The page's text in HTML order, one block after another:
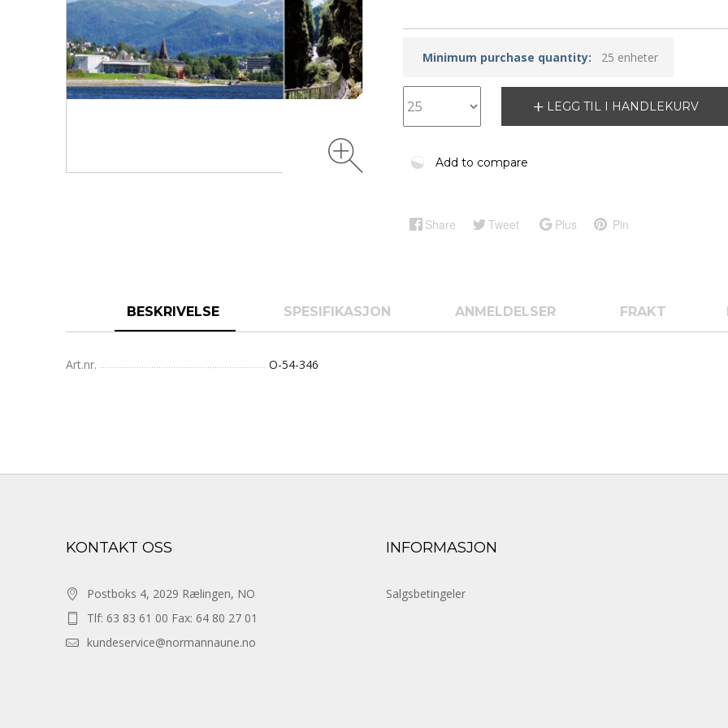
Minimum purchase quantity: 25 enheter
LEGG TIL I HANDLEKURV
Add to compare
Share Tweet Plus Pin
BESKRIVELSE SPESIFIKASJON ANMELDELSER FRAKT
Art.nr. O-54-346
KONTAKT OSS
Postboks 4, 2029 Rælingen, NO
Tlf: 63 83 61 00 Fax: 64 80 27 01
kundeservice@normannaune.no
INFORMASJON
Salgsbetingeler